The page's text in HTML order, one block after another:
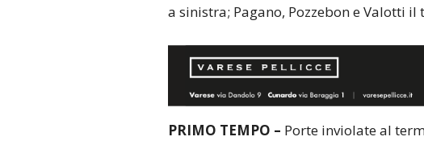
a sinistra; Pagano, Pozzebon e Valotti il
PRIMO TEMPO – Porte inviolate al